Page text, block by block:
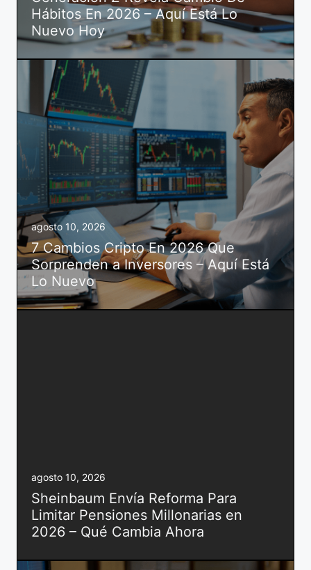
Hábitos En 2026 – Aquí Está Lo
Nuevo Hoy
agosto 10, 2026
7 Cambios Cripto En 2026 Que
Sorprenden a Inversores – Aquí Está
Lo Nuevo
agosto 10, 2026
Sheinbaum Envía Reforma Para
Limitar Pensiones Millonarias en
2026 – Qué Cambia Ahora